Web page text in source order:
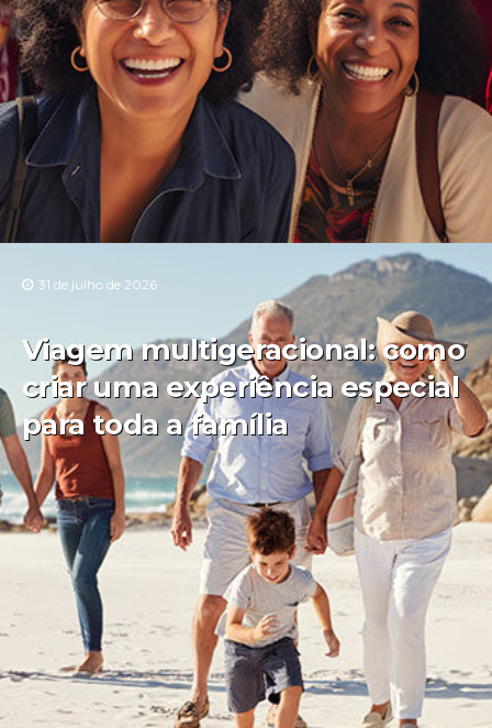
31 de julho de 2026
Viagem multigeracional: como
criar uma experiência especial
para toda a família